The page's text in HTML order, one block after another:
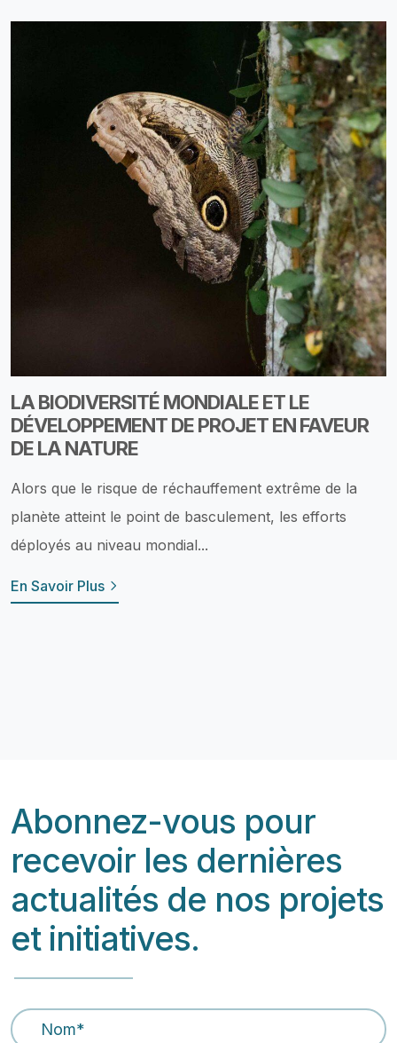
LA BIODIVERSITÉ MONDIALE ET LE
DÉVELOPPEMENT DE PROJET EN FAVEUR
DE LA NATURE
Alors que le risque de réchauffement extrême de la
planète atteint le point de basculement, les efforts
déployés au niveau mondial...
En Savoir Plus
Abonnez-vous pour
recevoir les dernières
actualités de nos projets
et initiatives.
Nom *